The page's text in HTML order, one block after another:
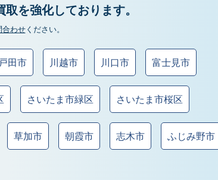
取を強化しております。
合わせください。
戸田市 川越市 川口市 富士見市
さいたま市緑区 さいたま市桜区
草加市 朝霞市 志木市 ふじみ野市